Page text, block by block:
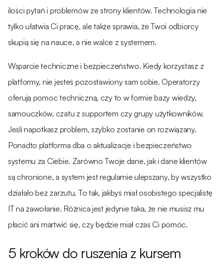
ilości pytań i problemów ze strony klientów. Technologia nie
tylko ułatwia Ci pracę, ale także sprawia, że Twoi odbiorcy
skupią się na nauce, a nie walce z systemem.
Wsparcie techniczne i bezpieczeństwo. Kiedy korzystasz z
platformy, nie jesteś pozostawiony sam sobie. Operatorzy
oferują pomoc techniczną, czy to w formie bazy wiedzy,
samouczków, czatu z supportem czy grupy użytkowników.
Jeśli napotkasz problem, szybko zostanie on rozwiązany.
Ponadto platforma dba o aktualizacje i bezpieczeństwo
systemu za Ciebie. Zarówno Twoje dane, jak i dane klientów
są chronione, a system jest regularnie ulepszany, by wszystko
działało bez zarzutu. To tak, jakbyś miał osobistego specjalistę
IT na zawołanie. Różnica jest jedynie taka, że nie musisz mu
płacić ani martwić się, czy będzie miał czas Ci pomóc.
5 kroków do ruszenia z kursem